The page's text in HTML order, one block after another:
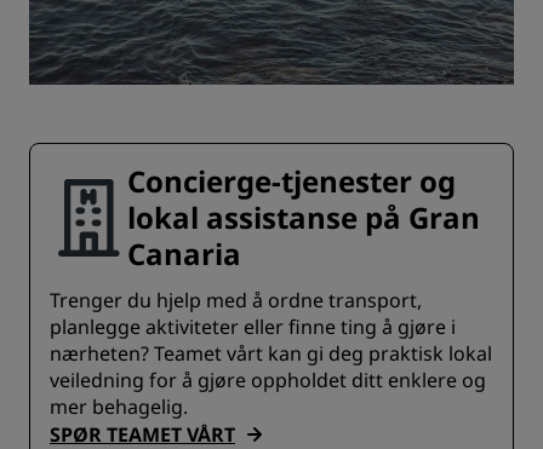
Concierge-tjenester og
lokal assistanse på Gran
Canaria
Trenger du hjelp med å ordne transport,
planlegge aktiviteter eller finne ting å gjøre i
nærheten? Teamet vårt kan gi deg praktisk lokal
veiledning for å gjøre oppholdet ditt enklere og
mer behagelig.
SPØR TEAMET VÅRT